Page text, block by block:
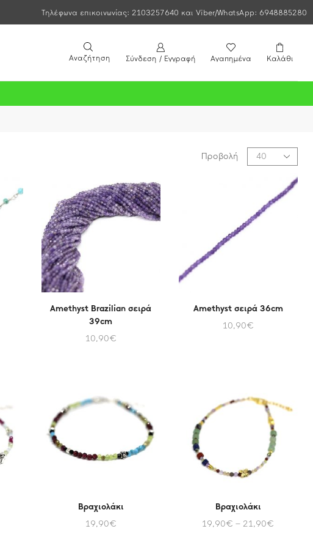
Τηλέφωνα επικοινωνίας: 2103257640 και Viber/WhatsApp: 6948885280
Αναζήτηση Σύνδεση / Εγγραφή Αγαπημένα Καλάθι
Προβολή
Amethyst Brazilian σειρά
39cm
10,90€
Amethyst σειρά 36cm
10,90€
Βραχιολάκι
19,90€
Βραχιολάκι
19,90€ – 21,90€